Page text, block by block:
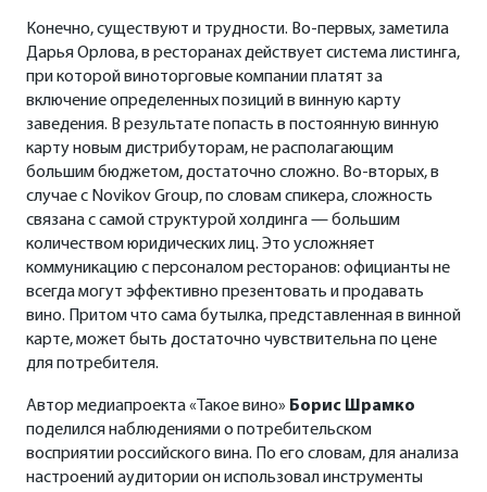
Конечно, существуют и трудности. Во-первых, заметила
Дарья Орлова, в ресторанах действует система листинга,
при которой виноторговые компании платят за
включение определенных позиций в винную карту
заведения. В результате попасть в постоянную винную
карту новым дистрибуторам, не располагающим
большим бюджетом, достаточно сложно. Во-вторых, в
случае с Novikov Group, по словам спикера, сложность
связана с самой структурой холдинга — большим
количеством юридических лиц. Это усложняет
коммуникацию с персоналом ресторанов: официанты не
всегда могут эффективно презентовать и продавать
вино. Притом что сама бутылка, представленная в винной
карте, может быть достаточно чувствительна по цене
для потребителя.
Автор медиапроекта «Такое вино» Борис Шрамко
поделился наблюдениями о потребительском
восприятии российского вина. По его словам, для анализа
настроений аудитории он использовал инструменты